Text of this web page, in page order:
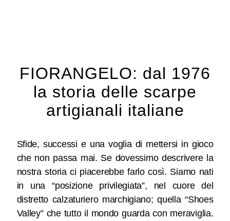
FIORANGELO: dal 1976
la storia delle scarpe
artigianali italiane
Sfide, successi e una voglia di mettersi in gioco
che non passa mai. Se dovessimo descrivere la
nostra storia ci piacerebbe farlo così. Siamo nati
in una “posizione privilegiata”, nel cuore del
distretto calzaturiero marchigiano; quella “Shoes
Valley” che tutto il mondo guarda con meraviglia.